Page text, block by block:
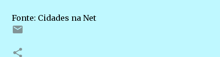
Fonte: Cidades na Net